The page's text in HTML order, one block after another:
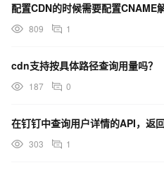
809 1
cdn支持按具体路径查询用量吗？
187 0
303 1